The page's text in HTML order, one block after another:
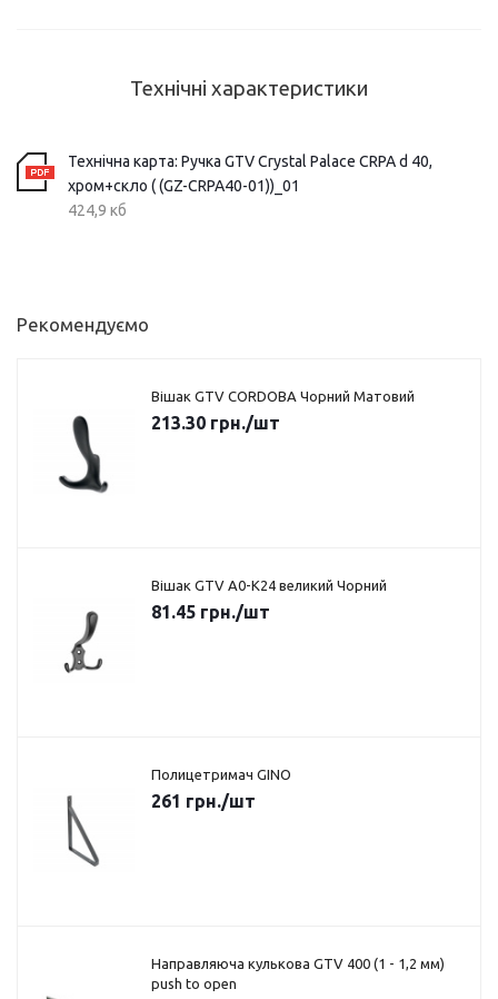
Технічні характеристики
Технічна карта: Ручка GTV Crystal Palace CRPA d 40,
хром+скло ( (GZ-CRPA40-01))_01
424,9 кб
Рекомендуємо
Вішак GTV CORDOBA Чорний Матовий
213.30 грн./шт
Вішак GTV A0-K24 великий Чорний
81.45 грн./шт
Полицетримач GINO
261 грн./шт
Направляюча кулькова GTV 400 (1 - 1,2 мм)
push to open